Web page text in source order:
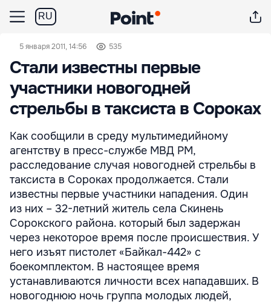
RU
5 января 2011, 14:56 535
Стали известны первые
участники новогодней
стрельбы в таксиста в Сороках
Как сообщили в среду мультимедийному
агентству в пресс-службе МВД РМ,
расследование случая новогодней стрельбы в
таксиста в Сороках продолжается. Стали
известны первые участники нападения. Один
из них – 32-летний житель села Скинень
Сорокского района. который был задержан
через некоторое время после происшествия. У
него изъят пистолет «Байкал-442» с
боекомплектом. В настоящее время
устанавливаются личности всех нападавших. В
новогоднюю ночь группа молодых людей,